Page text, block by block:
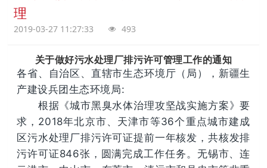
理
2019-03-27 11:27:33 493
关于做好污水处理厂排污许可管理工作的通知
各省、自治区、直辖市生态环境厅（局），新疆生
产建设兵团生态环境局:
根据《城市黑臭水体治理攻坚战实施方案》要
求，2018年北京市、天津市等36个重点城市建成
区污水处理厂排污许可证提前一年核发，共核发排
污许可证846张，圆满完成工作任务。无锡市、连